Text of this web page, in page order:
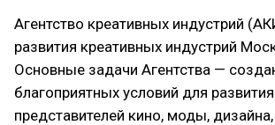
Агентство креативных индустрий
развития креативных индустрий
Основные задачи Агентства —
благоприятных условий для развития
представителей кино, моды, дизайна,